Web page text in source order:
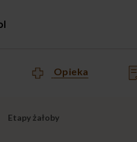
Opieka
Etapy żałoby